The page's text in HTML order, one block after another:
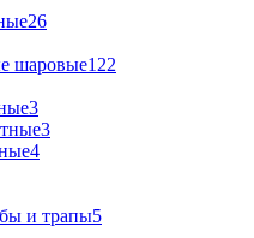
26
шаровые122
3
3
4
и трапы5